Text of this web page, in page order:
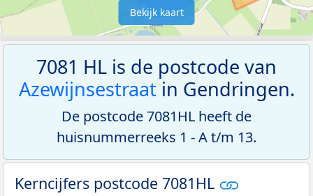
Bekijk kaart
7081 HL is de postcode van
Azewijnsestraatin Gendringen.
De postcode 7081HL heeft de
huisnummerreeks 1 - A t/m 13.
Kerncijfers postcode 7081HL